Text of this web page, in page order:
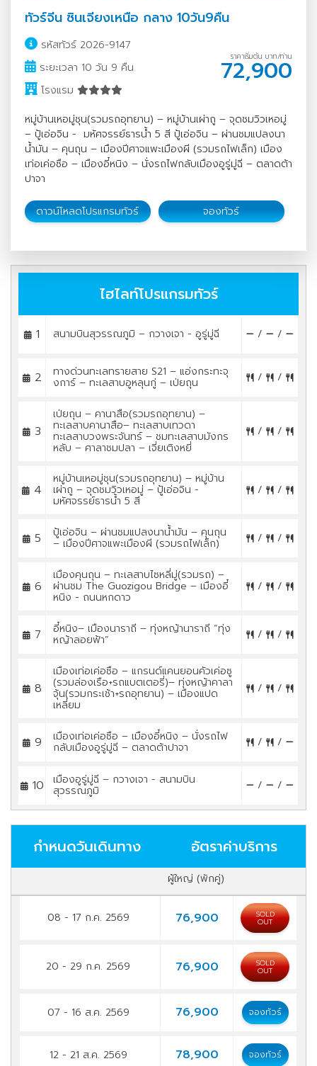
ทัวร์จีน ซินเจียงเหนือ กลาง 10วัน9คืน
รหัสทัวร์ 2026-9147
ระยะเวลา 10 วัน 9 คืน
โรงแรม
ราคาเริ่มต้น บาท/ท่าน
72,900
หมู่บ้านเหอมู่ชุน(รวมรถอุทยาน) – หมู่บ้านเผ่าถู – จุดชมวิวเหอมู่
– ปู้เอ่อจิน - มหัศจรรย์ธารน้ำ 5 สี ปู้เอ่อจิน – ผ่านชมแปลงนา
น้ำมัน – คุนถุน – เมืองปีศาจแพะเมืองผี (รวมรถไฟเล็ก) เมือง
เท่อเค่อซือ – เมืองอี๋หนิง – นั่งรถไฟกลับเมืองอูรู่มู่ฉี – ตลาดต้า
ปาจา
ดาวน์โหลดโปรแกรมทัวร์ จองทัวร์
ไฮไลท์โปรแกรมทัวร์
1 สนามบินสุวรรณภูมิ – กวางเจา - อูรู่มู่ฉี / /
2 ทางด่วนทะเลทรายสาย S21 – แอ่งกระทะจุ
งการ์ – ทะเลสาบอูหลุนกู่ – เป่ยถุน / /
3
เป่ยถุน – คานาสือ(รวมรถอุทยาน) –
ทะเลสาบคานาสือ– ทะเลสาบเทวดา
ทะเลสาบวงพระจันทร์ – ชมทะเลสาบมังกร
หลับ – ศาลาชมปลา – เจี่ยเติงหยี่
/ /
4
หมู่บ้านเหอมู่ชุน(รวมรถอุทยาน) – หมู่บ้าน
เผ่าถู – จุดชมวิวเหอมู่ – ปู้เอ่อจิน -
มหัศจรรย์ธารน้ำ 5 สี
/ /
5 ปู้เอ่อจิน – ผ่านชมแปลงนาน้ำมัน – คุนถุน
– เมืองปีศาจแพะเมืองผี (รวมรถไฟเล็ก) / /
6
เมืองคุนถุน – ทะเลสาบไซหลี่มู่(รวมรถ) –
ผ่านชม The Guozigou Bridge – เมืองอี๋
หนิง - ถนนหกดาว
/ /
7 อี๋หนิง– เมืองนาราถี – ทุ่งหญ้านาราถี “ทุ่ง
หญ้าลอยฟ้า” / /
8
เมืองเท่อเค่อซือ – แกรนด์แคนยอนคัวเค่อซู
(รวมล่องเรือ+รถแบตเตอรี่)– ทุ่งหญ้าคาลา
จุ้น(รวมกระเช้า+รถอุทยาน) – เมืองแปด
เหลี่ยม
/ /
9 เมืองเท่อเค่อซือ – เมืองอี๋หนิง – นั่งรถไฟ
กลับเมืองอูรู่มู่ฉี – ตลาดต้าปาจา / /
10 เมืองอูรู่มู่ฉี – กวางเจา - สนามบิน
สุวรรณภูมิ / /
กำหนดวันเดินทาง อัตราค่าบริการ
ผู้ใหญ่ (พักคู่)
08 - 17 ก.ค. 2569 76,900 SOLD
OUT
20 - 29 ก.ค. 2569 76,900 SOLD
OUT
07 - 16 ส.ค. 2569 76,900 จองทัวร์
12 - 21 ส.ค. 2569 78,900 จองทัวร์